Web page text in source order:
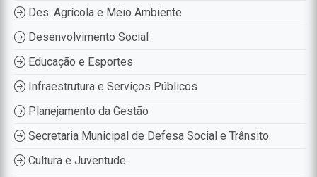
Des. Agrícola e Meio Ambiente
Desenvolvimento Social
Educação e Esportes
Infraestrutura e Serviços Públicos
Planejamento da Gestão
Secretaria Municipal de Defesa Social e Trânsito
Cultura e Juventude